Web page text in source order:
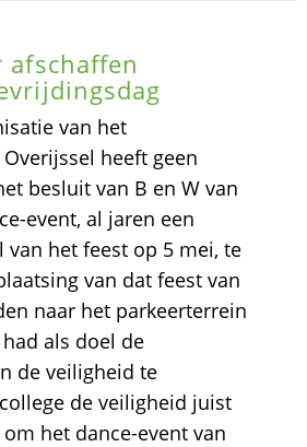
afschaffen
van het
heeft geen
besluit van B en W van
event, al jaren een
het feest op 5 mei, te
van dat feest van
naar het parkeerterrein
als doel de
de veiligheid te
de veiligheid juist
het dance-event van